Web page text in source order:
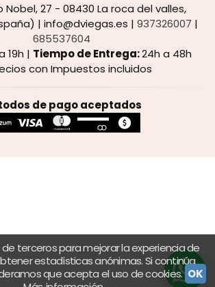
Nobel, 27 - 08430 La roca del valles,
| info@dviegas.es | 937326007 |
685537604
19h | Tiempo de Entrega:24h a 48h
con Impuestos incluidos
de pago aceptados
terceros para mejorar la experiencia de
estadísticas anónimas. Si continúa
que acepta el uso de cookies. OK